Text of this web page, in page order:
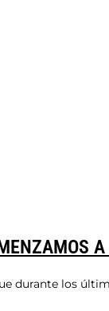
durante los